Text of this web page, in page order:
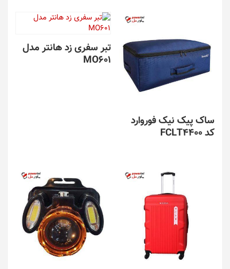
ساک پیک نیک فوروارد
کد FCLT4400
تبر سفری زد هانتر مدل
MO601